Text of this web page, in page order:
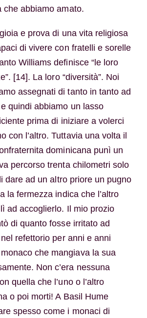
che abbiamo amato.
e prova di una vita religiosa
di vivere con fratelli e sorelle
Williams definisce “le loro
[14]. La loro “diversità”. Noi
assegnati di tanto in tanto ad
quindi abbiamo un lasso
prima di iniziare a volerci
con l’altro. Tuttavia una volta il
dominicana punì un
percorso trenta chilometri solo
dare ad un altro priore un pugno
la fermezza indica che l’altro
ad accoglierlo. Il mio prozio
di quanto fosse irritato ad
refettorio per anni e anni
che mangiava la sua
Non c’era nessuna
quella che l’uno o l’altro
o poi morti! A Basil Hume
spesso come i monaci di